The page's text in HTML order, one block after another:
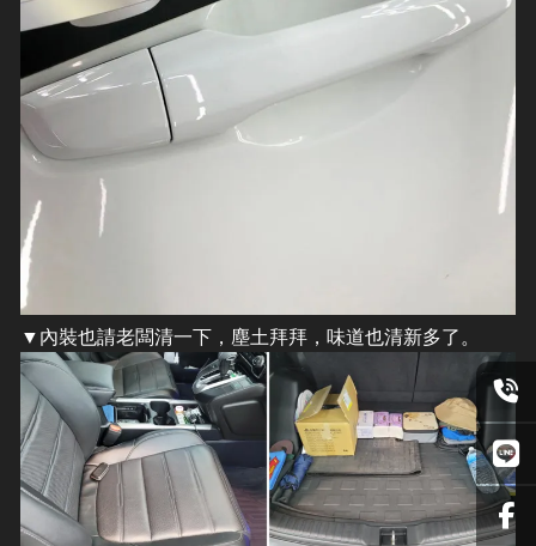
▼內裝也請老闆清一下，塵土拜拜，味道也清新多了。